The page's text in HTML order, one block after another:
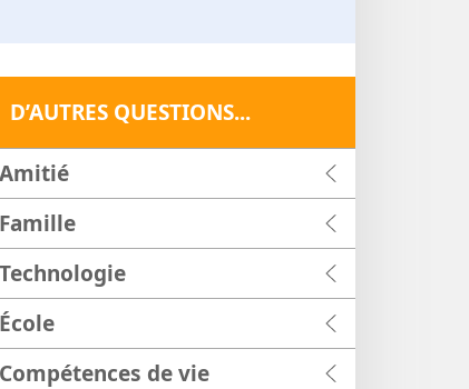
D’AUTRES QUESTIONS...
Amitié
Famille
Technologie
École
Compétences de vie